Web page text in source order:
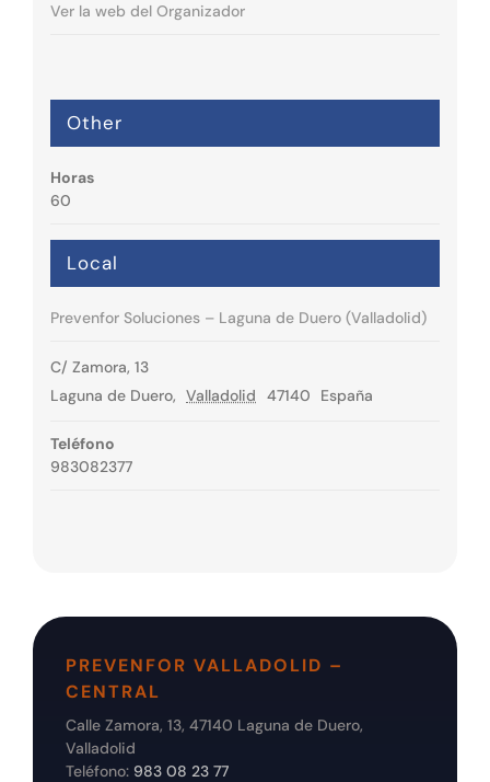
Local
Prevenfor Soluciones – Laguna de Duero (Valladolid)
C/ Zamora, 13
Laguna de Duero, Valladolid 47140 España
Teléfono
983082377
Ver la web del Organizador
Other
Horas
60
PREVENFOR VALLADOLID –
CENTRAL
Calle Zamora, 13, 47140 Laguna de Duero,
Valladolid
Teléfono: 983 08 23 77